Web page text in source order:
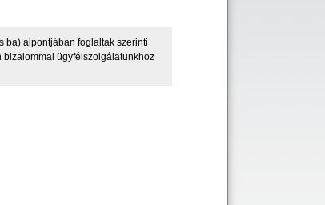
ba) alpontjában foglaltak szerinti
bizalommal ügyfélszolgálatunkhoz